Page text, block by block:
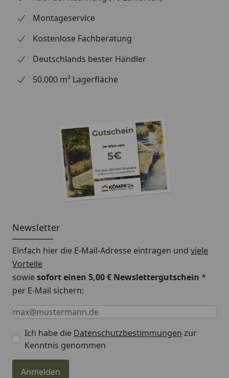
handelt (wir bestellen das Produkt bei Weber, sobald
wir Ihre Bestellung erhalten haben), können wir
Informationen zu dem Ersatzteil geben. Es dient
lediglich dem Austausch des defekten oder fehlenden
Montageservice
Kostenlose Fachberatung
Deutschlands bester Händler
50.000 m² Lagerfläche
Newsletter
Einfach hier die E-Mail-Adresse eintragen und viele
Vorteile
sowiesofort einen 5,00 € Newslettergutschein *
per E-Mail sichern:
Keine Eingabe erforderlich
Eingabe erforderlich
E-Mail *
Ich habe die Datenschutzbestimmungen zur
Kenntnis genommen
Anmelden